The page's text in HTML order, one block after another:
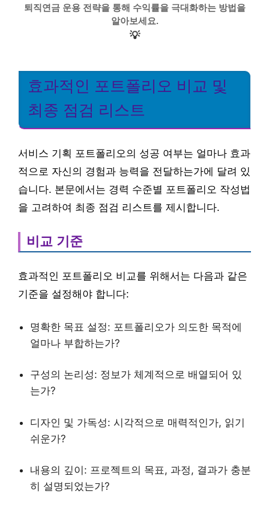
퇴직연금 운용 전략을 통해 수익률을 극대화하는 방법을
알아보세요.
💡
효과적인 포트폴리오 비교 및
최종 점검 리스트
서비스 기획 포트폴리오의 성공 여부는 얼마나 효과
적으로 자신의 경험과 능력을 전달하는가에 달려 있
습니다. 본문에서는 경력 수준별 포트폴리오 작성법
을 고려하여 최종 점검 리스트를 제시합니다.
비교 기준
효과적인 포트폴리오 비교를 위해서는 다음과 같은
기준을 설정해야 합니다:
명확한 목표 설정: 포트폴리오가 의도한 목적에
얼마나 부합하는가?
구성의 논리성: 정보가 체계적으로 배열되어 있
는가?
디자인 및 가독성: 시각적으로 매력적인가, 읽기
쉬운가?
내용의 깊이: 프로젝트의 목표, 과정, 결과가 충분
히 설명되었는가?